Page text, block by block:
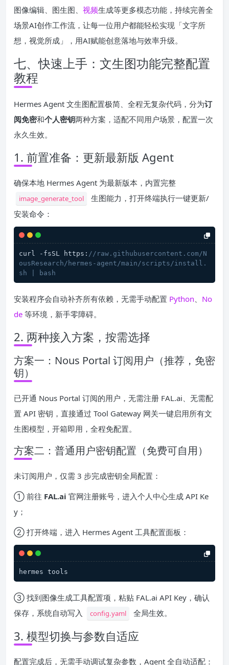
图像编辑、图生图、 视频生成等更多模态功能，持续完善全
场景AI创作工作流，让每一位用户都能轻松实现「文字所
想，视觉所成」，用AI赋能创意落地与效率升级。
七、快速上手：文生图功能完整配置
教程
Hermes Agent 文生图配置极简、全程无复杂代码，分为订
阅免密和个人密钥两种方案，适配不同用户场景，配置一次
永久生效。
1. 前置准备：更新最新版 Agent
确保本地 Hermes Agent 为最新版本，内置完整
image_generate_tool
生图能力，打开终端执行一键更新/
安装命令：
curl -fsSL https: //raw.githubusercontent.com/N
ousResearch/hermes-agent/main/scripts/install.
sh | bash
安装程序会自动补齐所有依赖，无需手动配置 Python、 No
de 等环境，新手零障碍。
2. 两种接入方案，按需选择
方案一：Nous Portal 订阅用户（推荐，免密
钥）
已开通 Nous Portal 订阅的用户，无需注册 FAL.ai、无需配
置 API 密钥，直接通过 Tool Gateway 网关一键启用所有文
生图模型，开箱即用，全程免配置。
方案二：普通用户密钥配置（免费可自用）
未订阅用户，仅需 3 步完成密钥全局配置：
① 前往 FAL.ai 官网注册账号，进入个人中心生成 API Ke
y；
② 打开终端，进入 Hermes Agent 工具配置面板：
hermes tools
③ 找到图像生成工具配置项，粘贴 FAL.ai API Key，确认
保存，系统自动写入
config.yaml 全局生效。
3. 模型切换与参数自适应
配置完成后，无需手动调试复杂参数，Agent 全自动适配：